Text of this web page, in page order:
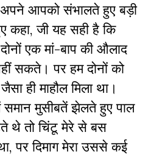
आपको संभालते हुए बड़ी
कहा, जी यह सही है कि
एक मां-बाप की औलाद
सकते। पर हम दोनों को
ही माहौल मिला था।
समान मुसीबतें झेलते हुए पाल
थे तो चिंटू मेरे से बस
पर दिमाग मेरा उससे कई